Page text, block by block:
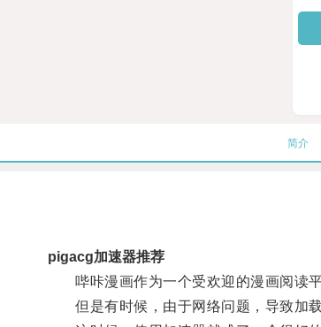
简介
pigacg加速器推荐
哔咔漫画作为一个受欢迎的漫画阅读平
但是有时候，由于网络问题，导致加载